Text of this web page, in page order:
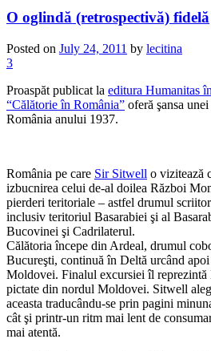
O oglindă (retrospectivă) fidelă
Posted on July 24, 2011 by lecitina
3
Proaspăt publicat la editura Humanitas
“Călătorie în România” oferă şansa
România anului 1937.
România pe care Sir Sitwell o vizitează
izbucnirea celui de-al doilea Război
pierderi teritoriale – astfel drumul
inclusiv teritoriul Basarabiei şi al
Bucovinei şi Cadrilaterul.
Călătoria începe din Ardeal, drumul
Bucureşti, continuă în Deltă urcând
Moldovei. Finalul excursiei îl reprezintă
pictate din nordul Moldovei. Sitwell
aceasta traducându-se prin pagini
cât şi printr-un ritm mai lent de
mai atentă.